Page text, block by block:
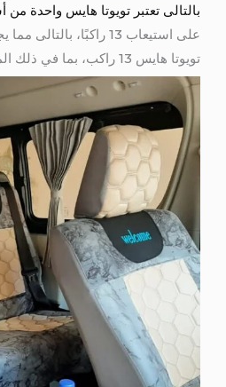
بالتالى تعتبر تويوتا هايس واحدة
على استيعاب 13
تويوتا هايس 13 راكب، بما في ذلك المزايا، والأسعار، والنصائح لاختيار الخدمة المناسبة.